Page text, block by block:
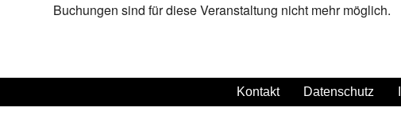
Buchungen sind für diese Veranstaltung nicht mehr möglich.
Kontakt Datenschutz